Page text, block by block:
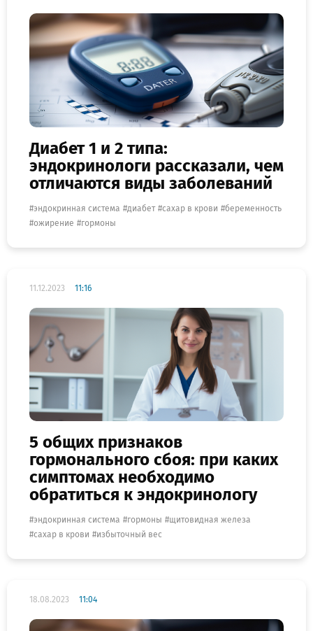
Диабет 1 и 2 типа:
эндокринологи рассказали, чем
отличаются виды заболеваний
эндокринная система диабет сахар в крови
беременность
ожирение
гормоны
11.12.2023 11:16
5 общих признаков
гормонального сбоя: при каких
симптомах необходимо
обратиться к эндокринологу
эндокринная система гормоны
щитовидная железа
сахар в крови
избыточный вес
18.08.2023 11:04